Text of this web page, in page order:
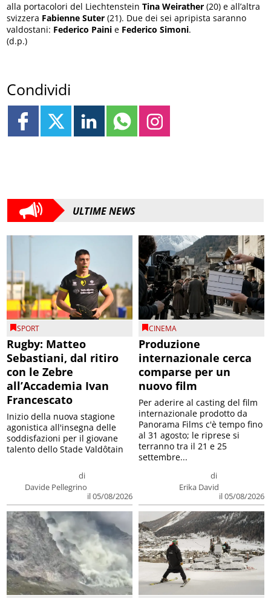
alla portacolori del LiechtensteinTina Weirather (20) e all’altra
svizzera Fabienne Suter (21). Due dei sei apripista saranno
valdostani: Federico Paini e Federico Simoni.
(d.p.)
Condividi
ULTIME NEWS
SPORT
Rugby: Matteo
Sebastiani, dal ritiro
con le Zebre
all’Accademia Ivan
Francescato
di
Davide Pellegrino
il 05/08/2026
Inizio della nuova stagione
agonistica all'insegna delle
soddisfazioni per il giovane
talento dello Stade Valdôtain
CINEMA
Produzione
internazionale cerca
comparse per un
nuovo film
di
Erika David
il 05/08/2026
Per aderire al casting del film
internazionale prodotto da
Panorama Films c'è tempo fino
al 31 agosto; le riprese si
terranno tra il 21 e 25
settembre...